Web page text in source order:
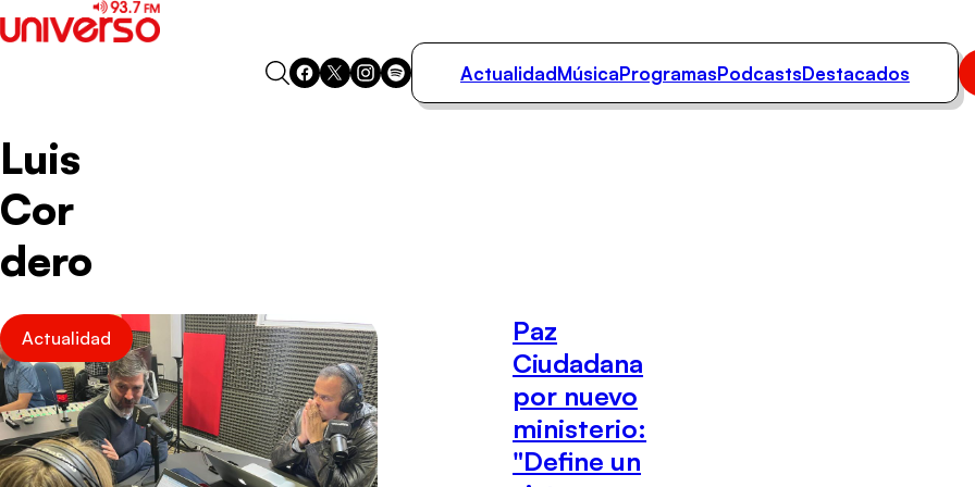
ActualidadMúsicaProgramasPodcastsDestacados
Luis
Cor
dero
Actualidad
Paz
Ciudadana
por nuevo
ministerio:
"Define un